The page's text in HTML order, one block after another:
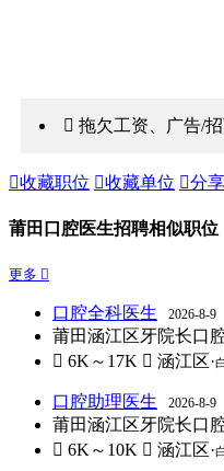
 拖欠工资、广告/
收藏职位 收藏单位 分享
莆田口腔医生招聘相似职位
更多 
口腔全科医生 2026-8-9
莆田涵江区牙院长口
 6K～17K  涵江区·
口腔助理医生 2026-8-9
莆田涵江区牙院长口
 6K～10K  涵江区·